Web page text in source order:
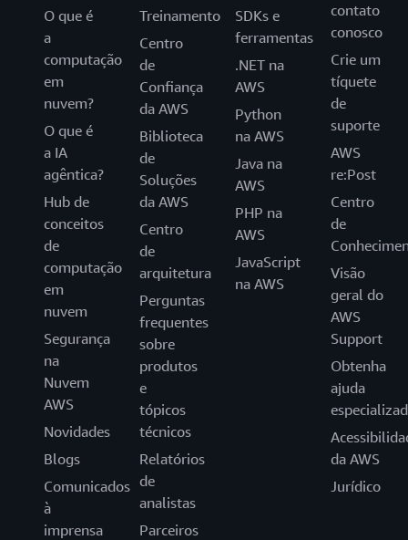
O que é
a
computação
em
nuvem?
O que é
a IA
agêntica?
Hub de
conceitos
de
computação
em
nuvem
Segurança
na
Nuvem
AWS
Novidades
Blogs
Comunicados
à
imprensa
Treinamento
Centro
de
Confiança
da AWS
Biblioteca
de
Soluções
da AWS
Centro
de
arquitetura
Perguntas
frequentes
sobre
produtos
e
tópicos
técnicos
Relatórios
de
analistas
Parceiros
SDKs e
ferramentas
.NET na
AWS
Python
na AWS
Java na
AWS
PHP na
AWS
JavaScript
na AWS
contato
conosco
Crie um
tíquete
de
suporte
AWS
re:Post
Centro
de
Visão
geral do
AWS
Support
Obtenha
ajuda
da AWS
Jurídico